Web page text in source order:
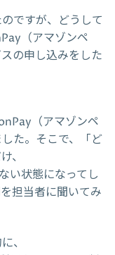
ですが、どうして
（アマゾンペ
の申し込みをした
（アマゾンペ
た。そこで、「ど
、
い状態になってし
担当者に聞いてみ
、